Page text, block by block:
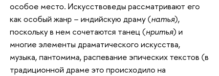
особое место. Искусствоведы рассматривают его
как особый жанр – индийскую драму (натья),
поскольку в нем сочетаются танец (нритья) и
многие элементы драматического искусства,
музыка, пантомима, распевание эпических текстов (в
традиционной драме это происходило на